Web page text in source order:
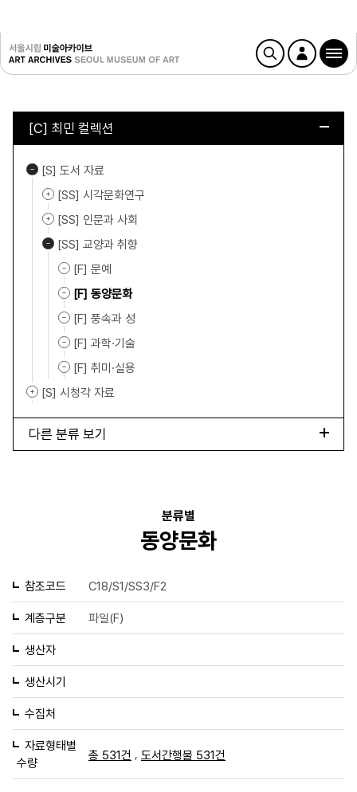
[C] 최민 컬렉션
[S] 도서 자료
[SS] 시각문화연구
[SS] 인문과 사회
[SS] 교양과 취향
[F] 문예
[F] 동양문화
[F] 풍속과 성
[F] 과학·기술
[F] 취미·실용
[S] 시청각 자료
다른 분류 보기
분류별
동양문화
참조코드 C18/S1/SS3/F2
계층구분 파일(F)
생산자
생산시기
수집처
자료형태별
수량
총 531건 , 도서간행물 531건